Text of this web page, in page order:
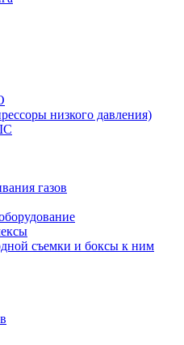
низкого давления)
газов
съемки и боксы к ним